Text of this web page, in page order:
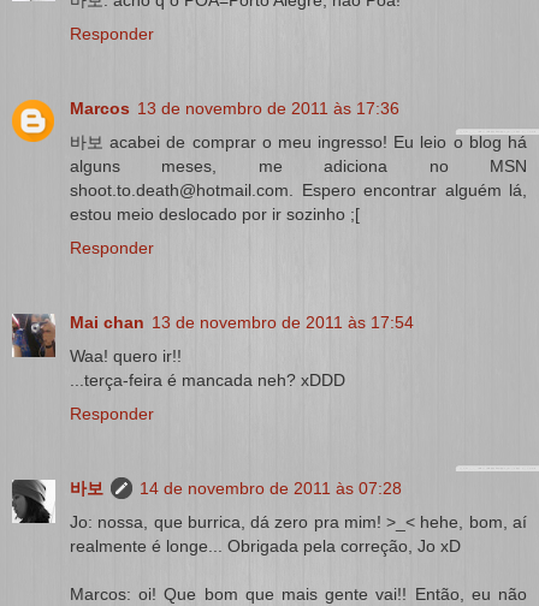
Responder
Marcos 13 de novembro de 2011 às 17:36
바보 acabei de comprar o meu ingresso! Eu leio o blog há
alguns meses, me adiciona no MSN
shoot.to.death@hotmail.com. Espero encontrar alguém lá,
estou meio deslocado por ir sozinho ;[
Responder
Mai chan 13 de novembro de 2011 às 17:54
Waa! quero ir!!
...terça-feira é mancada neh? xDDD
Responder
바보
14 de novembro de 2011 às 07:28
Jo: nossa, que burrica, dá zero pra mim! >_< hehe, bom, aí
realmente é longe... Obrigada pela correção, Jo xD
Marcos: oi! Que bom que mais gente vai!! Então, eu não